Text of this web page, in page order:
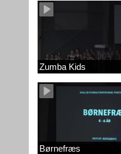
Zumba Kids
Børnefræs